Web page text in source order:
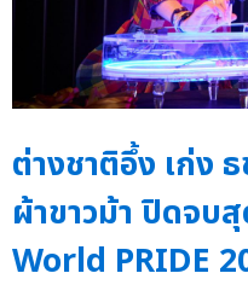
ต่างชาติอึ้ง เก่ง
ผ้าขาวม้า ปิดจบ
World PRIDE